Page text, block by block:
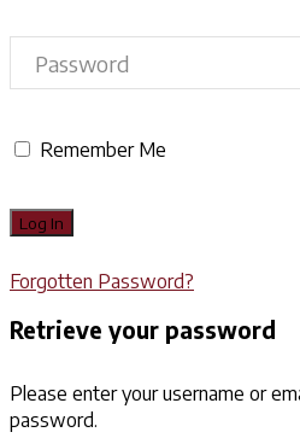
Remember Me
Forgotten Password?
Retrieve your password
Please enter your username or
password.